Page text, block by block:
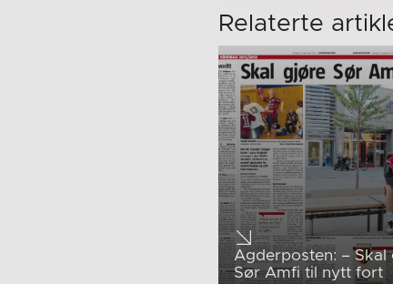
Relaterte
Agderposten: – Skal
Sør Amfi til nytt fort